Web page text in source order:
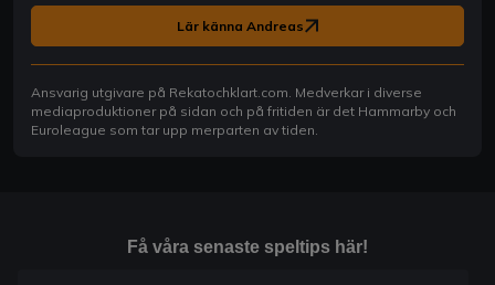
Lär känna Andreas
Ansvarig utgivare på Rekatochklart.com. Medverkar i diverse
mediaproduktioner på sidan och på fritiden är det Hammarby och
Euroleague som tar upp merparten av tiden.
Få våra senaste speltips här!